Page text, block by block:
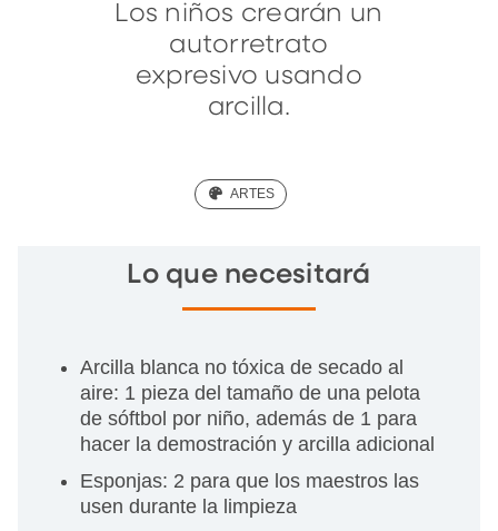
Los niños crearán un
autorretrato
expresivo usando
arcilla.
(ART)
ARTES
Lo que necesitará
Arcilla blanca no tóxica de secado al
aire: 1 pieza del tamaño de una pelota
de sóftbol por niño, además de 1 para
hacer la demostración y arcilla adicional
Esponjas: 2 para que los maestros las
usen durante la limpieza